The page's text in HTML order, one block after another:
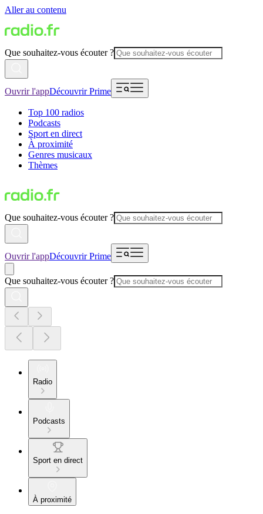
Aller au contenu
Que souhaitez-vous écouter ?
Ouvrir l'appDécouvrir Prime
Top 100 radios
Podcasts
Sport en direct
À proximité
Genres musicaux
Thèmes
Que souhaitez-vous écouter ?
Ouvrir l'appDécouvrir Prime
Que souhaitez-vous écouter ?
Radio
Podcasts
Sport en direct
À proximité